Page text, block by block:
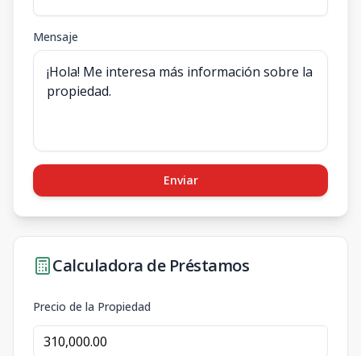
Mensaje
Enviar
Calculadora de Préstamos
Precio de la Propiedad